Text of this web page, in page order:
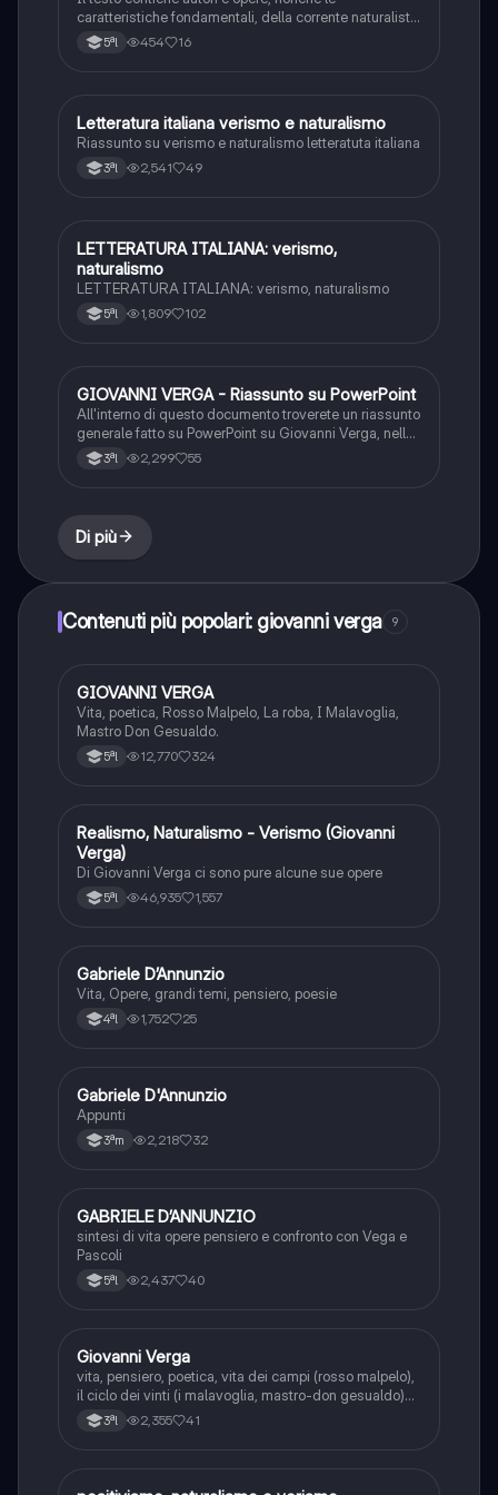
caratteristiche fondamentali, della corrente naturalista.
Il file è integrato con appunti presi a lezione
5ªl 454 16
Italiano
Letteratura italiana verismo e naturalismo
Riassunto su verismo e naturalismo letteratuta italiana
3ªl 2,541 49
Italiano
LETTERATURA ITALIANA: verismo,
naturalismo
LETTERATURA ITALIANA: verismo, naturalismo
5ªl 1,809 102
Italiano
GIOVANNI VERGA - Riassunto su PowerPoint
All'interno di questo documento troverete un riassunto
generale fatto su PowerPoint su Giovanni Verga, nello
specifico: Vita, Firenze, Milano, Il ritorno in Sicilia,
Tecniche narratologiche, La poetica, I Malavoglia e
3ªl 2,299 55
Di più
Contenuti più popolari: giovanni verga 9
Italiano
GIOVANNI VERGA
Vita, poetica, Rosso Malpelo, La roba, I Malavoglia,
Mastro Don Gesualdo.
5ªl 12,770 324
Italiano
Realismo, Naturalismo - Verismo (Giovanni
Verga)
Di Giovanni Verga ci sono pure alcune sue opere
5ªl 46,935 1,557
Italiano
Gabriele D’Annunzio
Vita, Opere, grandi temi, pensiero, poesie
4ªl 1,752 25
Italiano
Gabriele D'Annunzio
Appunti
3ªm 2,218 32
Italiano
GABRIELE D’ANNUNZIO
sintesi di vita opere pensiero e confronto con Vega e
Pascoli
5ªl 2,437 40
Italiano
Giovanni Verga
vita, pensiero, poetica, vita dei campi (rosso malpelo),
il ciclo dei vinti (i malavoglia, mastro-don gesualdo)
novelle rusticane (libertà, la roba), novelle
scampigliate (eros, eva e tigre reale).
3ªl 2,355 41